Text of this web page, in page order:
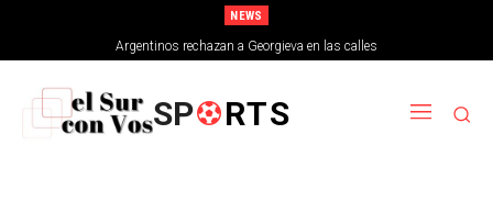
NEWS
Argentinos rechazan a Georgieva en las calles
SP RTS